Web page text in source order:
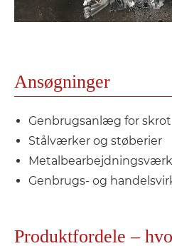
Ansøgninger
Genbrugsanlæg for skrot
Stålværker og støberier
Genbrugs- og
Produktfordele –